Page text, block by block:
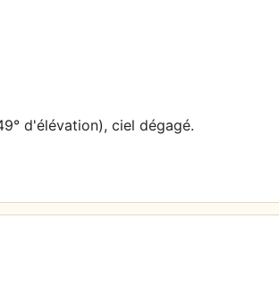
d'élévation), ciel dégagé.